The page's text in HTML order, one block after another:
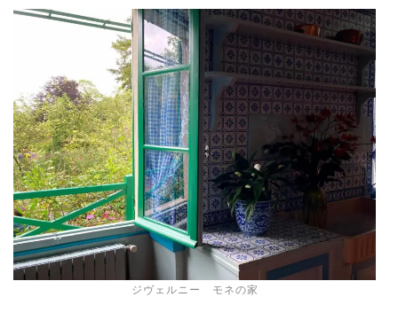
ジヴェルニー モネの家